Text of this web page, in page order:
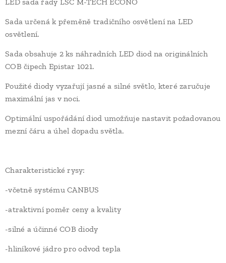
Sada určená k přeměně tradičního osvětlení na LED
osvětlení.
Sada obsahuje 2 ks náhradních LED diod na originálních
COB čipech Epistar 1021.
Použité diody vyzařují jasné a silné světlo, které zaručuje
maximální jas v noci.
Optimální uspořádání diod umožňuje nastavit požadovanou
mezní čáru a úhel dopadu světla.
Charakteristické rysy:
-včetně systému CANBUS
-atraktivní poměr ceny a kvality
-silné a účinné COB diody
-hliníkové jádro pro odvod tepla